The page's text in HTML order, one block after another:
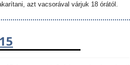
azt vacsorával várjuk 18 órától.